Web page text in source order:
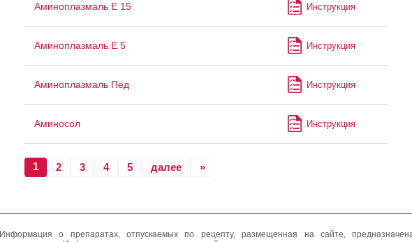
Аминоплазмаль Е 15 Инструкция
Аминоплазмаль Е 5 Инструкция
Аминоплазмаль Пед Инструкция
Аминосол Инструкция
1 2 3 4 5 далее »
Информация о препаратах, отпускаемых по рецепту, размещенная на сайте,